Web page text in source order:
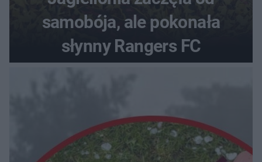
samobója, ale pokonała
słynny Rangers FC